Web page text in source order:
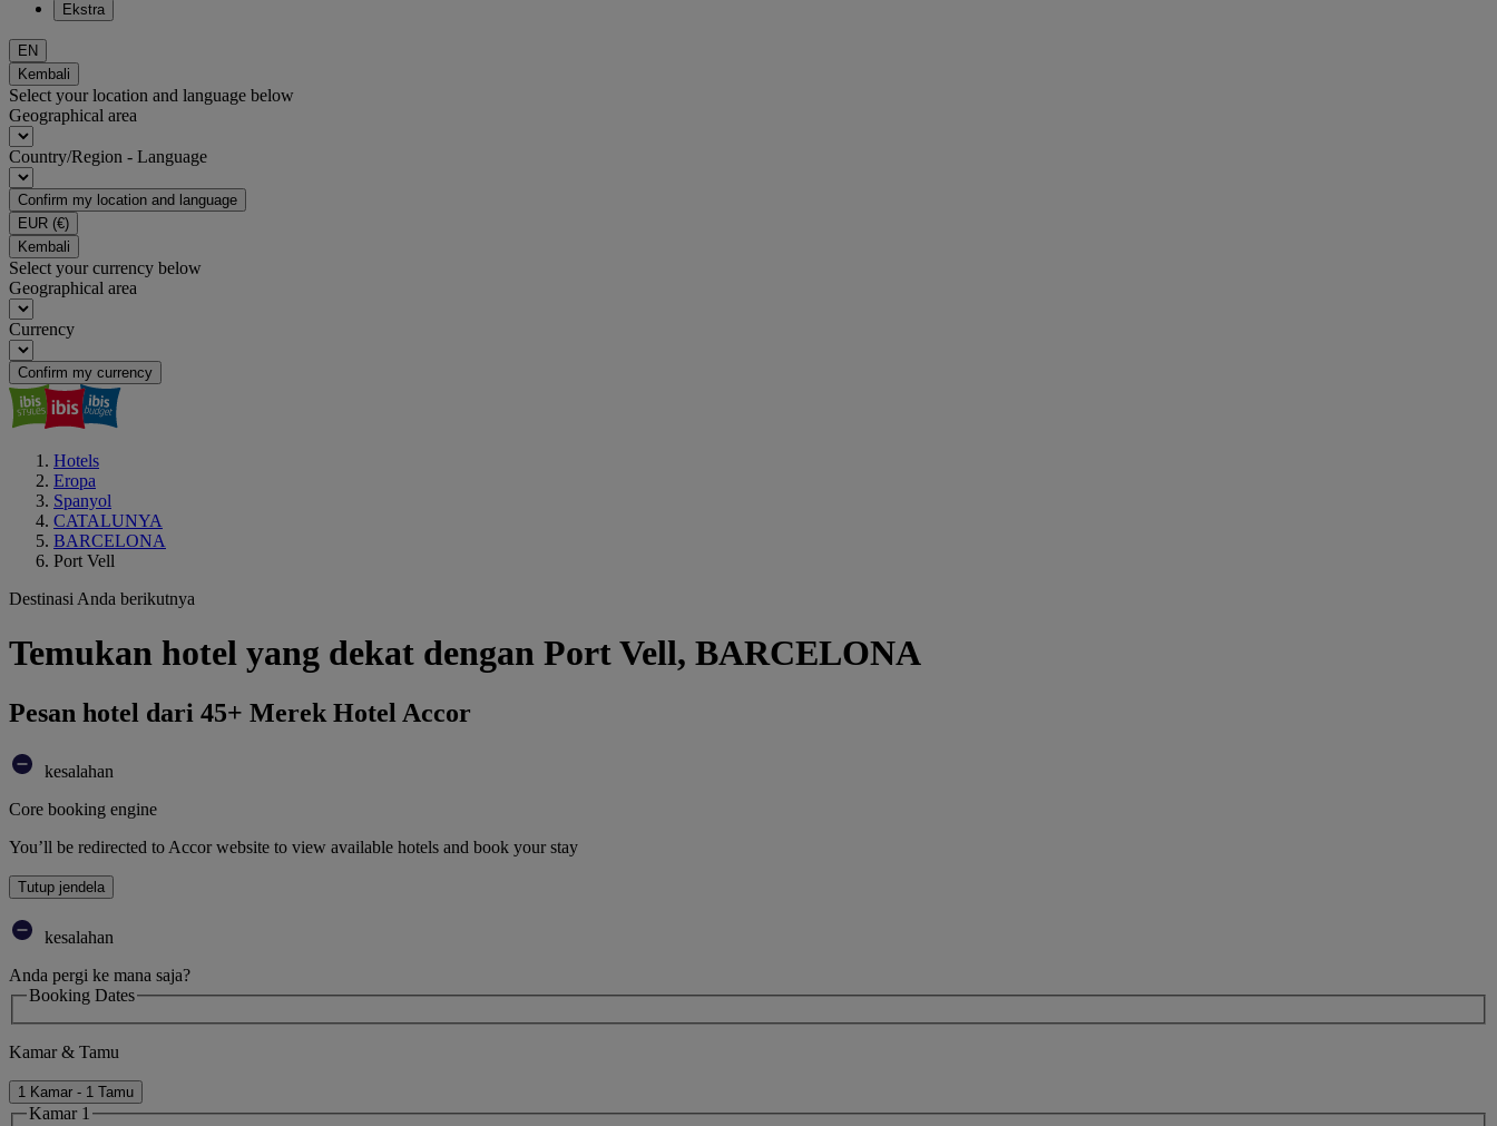
Ekstra
EN
Kembali
Select your location and language below
Geographical area
Country/Region - Language
Confirm my location and language
EUR (€)
Kembali
Select your currency below
Geographical area
Currency
Confirm my currency
Hotels
Eropa
Spanyol
CATALUNYA
BARCELONA
Port Vell
Destinasi Anda berikutnya
Temukan hotel yang dekat dengan Port Vell, BARCELONA
Pesan hotel dari 45+ Merek Hotel Accor
kesalahan
Core booking engine
You’ll be redirected to Accor website to view available hotels and book your stay
Tutup jendela
kesalahan
Anda pergi ke mana saja?
Booking Dates
Kamar & Tamu
1 Kamar - 1 Tamu
Kamar 1